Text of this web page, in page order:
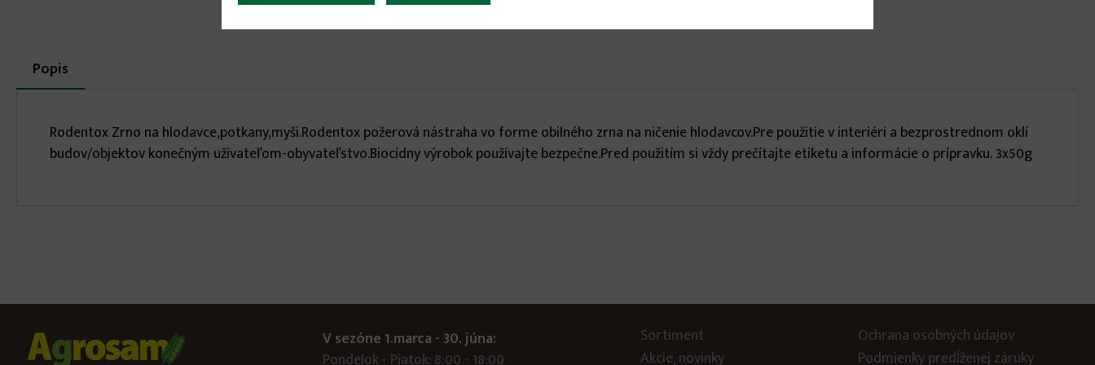
More
infos
Popis
karta)
Rodentox Zrno na hlodavce,potkany,myši.Rodentox požerová nástraha vo forme obilného zrna na ničenie hlodavcov.Pre použitie v interiéri a bezprostrednom oklí
budov/objektov konečným uživateľom-obyvateľstvo.Biocídny výrobok používajte bezpečne.Pred použitím si vždy prečítajte etiketu a informácie o prípravku. 3x50g
V sezóne 1.marca - 30. júna:
Pondelok - Piatok: 8:00 - 18:00
Sortiment
Akcie, novinky
Ochrana osobných údajov
Podmienky predĺženej záruky